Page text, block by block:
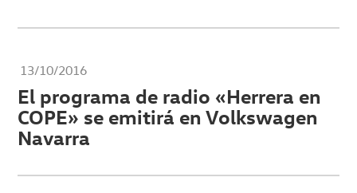
13/10/2016
El programa de radio «Herrera en
COPE» se emitirá en Volkswagen
Navarra